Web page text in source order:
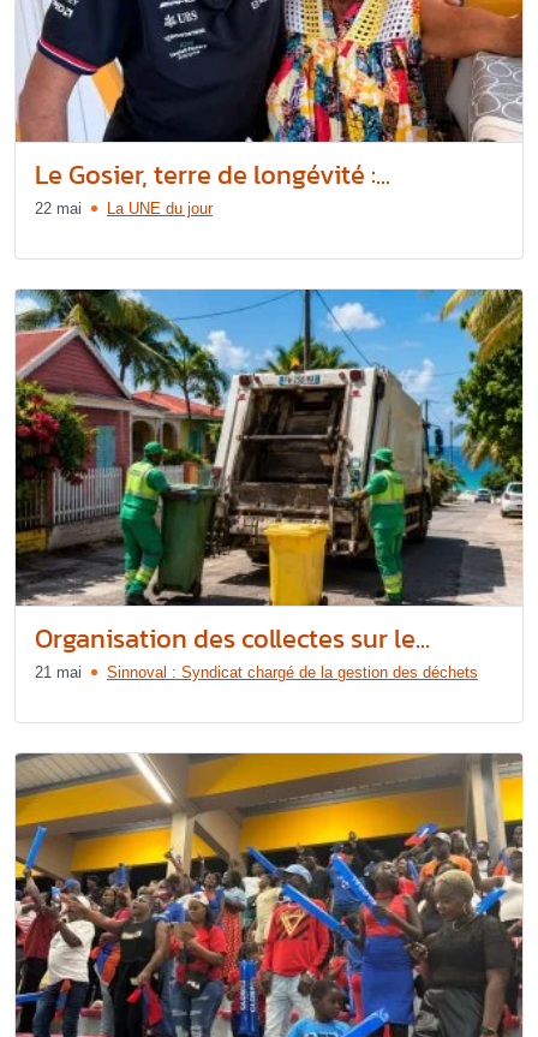
Le Gosier, terre de longévité :...
22 mai La UNE du jour
Organisation des collectes sur le...
21 mai Sinnoval : Syndicat chargé de la gestion des déchets